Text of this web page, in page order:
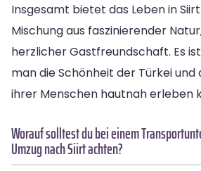
Insgesamt bietet das Leben in
Mischung aus faszinierender
herzlicher Gastfreundschaft. Es
man die Schönheit der Türkei und
ihrer Menschen hautnah erleben
Worauf solltest du bei einem
Umzug nach Siirt achten?